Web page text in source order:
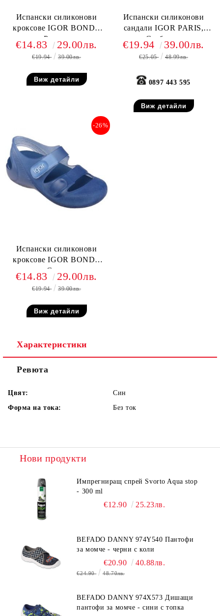
Испански силиконови
кроксове IGOR BONDI,
Розови
€14.83 29.00лв.
€19.94 39.00лв.
Виж детайли
Испански силиконови
сандали IGOR PARIS,
Сребърни
€19.94 39.00лв.
€25.05 48.99лв.
0897 443 595
Виж детайли
Испански силиконови
кроксове IGOR BONDI,
Сини
-26%
€14.83 29.00лв.
€19.94 39.00лв.
Виж детайли
Характеристики
Ревюта
Цвят:
Син
Форма на тока:
Без ток
Нови продукти
Импрегниращ спрей Svorto Aqua stop
- 300 ml
€12.90 25.23лв.
BEFADO DANNY 974Y540 Пантофи
за момче - черни с коли
€20.90 40.88лв.
€24.90 48.70лв.
BEFADO DANNY 974X573 Дишащи
пантофи за момче - сини с топка